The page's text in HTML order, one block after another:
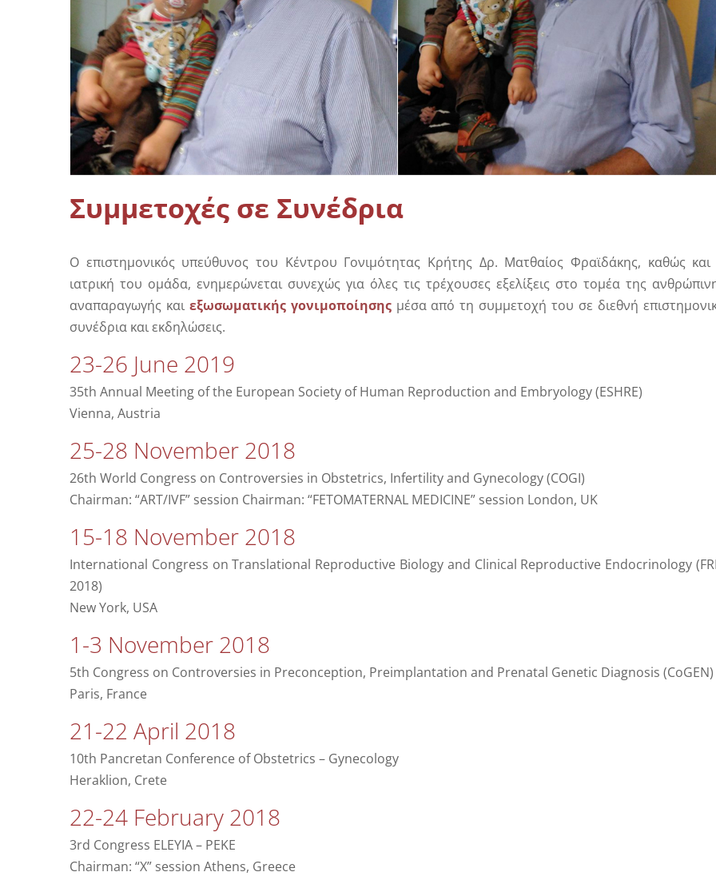
Βελτίωση – Ενεργοποίηση σπέρματος
Σπερμοδιάγραμμα – Ανάλυση
σπέρματος
Διαχωρισμός σπέρματος
Παρένθετη Μητρότητα Μοριακός Έλεγχος
Συμμετοχές σε Συνέδρια
Ο επιστημονικός υπεύθυνος του Κέντρου Γονιμότητας Κρήτης Δρ. Ματθαίος Φραϊδάκης, καθώς
ιατρική του ομάδα, ενημερώνεται συνεχώς για όλες τις τρέχουσες εξελίξεις στο τομέα της
αναπαραγωγής και εξωσωματικής γονιμοποίησηςμέσα από τη συμμετοχή του σε διεθνή
συνέδρια και εκδηλώσεις.
23-26 June 2019
35th Annual Meeting of the European Society of Human Reproduction and Embryology (ESHRE)
Vienna, Austria
25-28 November 2018
26th World Congress on Controversies in Obstetrics, Infertility and Gynecology (COGI)
Chairman: “ART/IVF” session Chairman: “FETOMATERNAL MEDICINE” session London, UK
15-18 November 2018
International Congress on Translational Reproductive Biology and Clinical Reproductive Endocrinology
2018)
New York, USA
1-3 November 2018
5th Congress on Controversies in Preconception, Preimplantation and Prenatal Genetic Diagnosis (CoGEN)
Paris, France
21-22 April 2018
10th Pancretan Conference of Obstetrics – Gynecology
Heraklion, Crete
22-24 February 2018
3rd Congress ELEYIA – PEKE
Chairman: “X” session Athens, Greece